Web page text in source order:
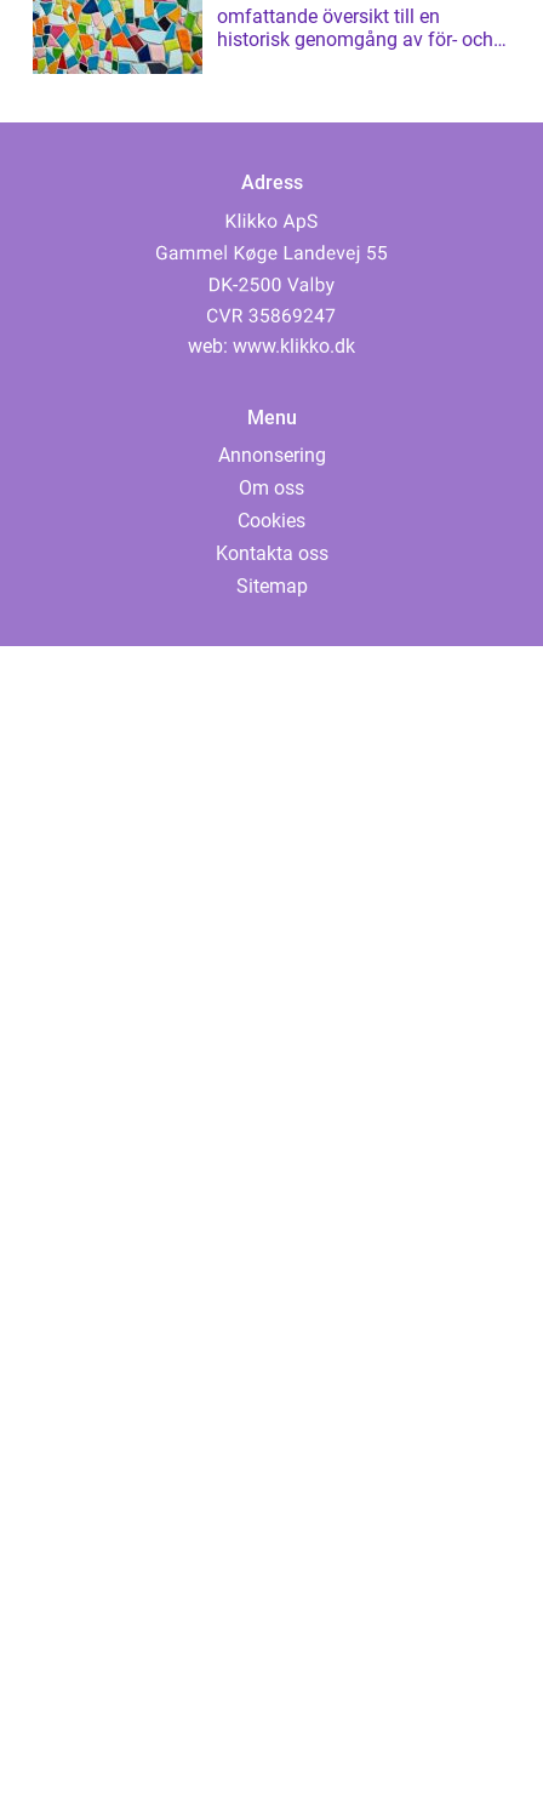
omfattande översikt till en
historisk genomgång av för- och
Adress
web: www.klikko.dk
Menu
Annonsering
Om oss
Cookies
Kontakta oss
Sitemap